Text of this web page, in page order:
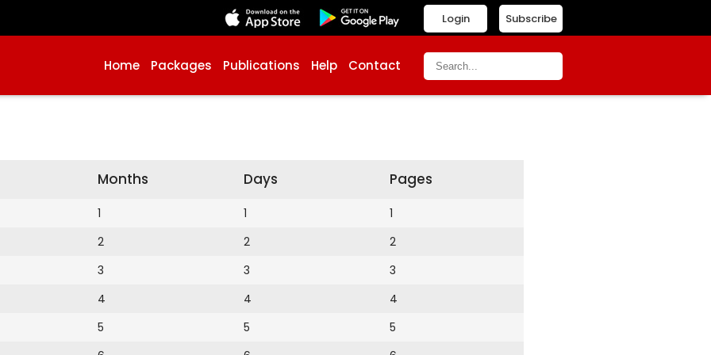
Subscribe
Login
Home Packages Publications Help Contact
Months
1
2
3
4
5
Days
1
2
3
4
5
Pages
1
2
3
4
5